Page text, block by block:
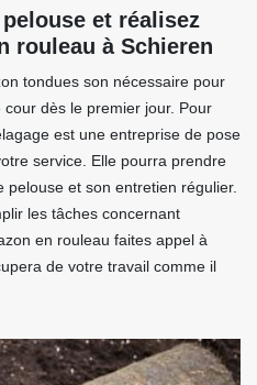
et réalisez
rouleau à Schieren
tondues son nécessaire pour
dès le premier jour. Pour
est une entreprise de pose
service. Elle pourra prendre
et son entretien régulier.
les tâches concernant
en rouleau faites appel à
de votre travail comme il